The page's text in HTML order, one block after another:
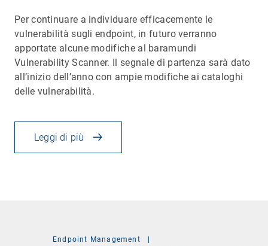
Per continuare a individuare efficacemente le
vulnerabilità sugli endpoint, in futuro verranno
apportate alcune modifiche al baramundi
Vulnerability Scanner. Il segnale di partenza sarà dato
all’inizio dell’anno con ampie modifiche ai cataloghi
delle vulnerabilità.
Leggi di più
Endpoint Management
|